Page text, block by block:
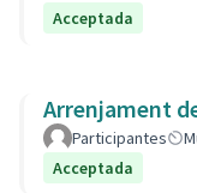
Acceptada
Arrenjament
Participantes
Acceptada